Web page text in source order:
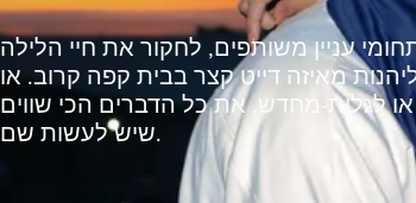
עניין משותפים, לחקור את חיי הלילה
מאיזה דייט קצר בבית קפה קרוב. או
לגלות‑מחדש, את כל הדברים הכי שווים
שיש לעשות שם.